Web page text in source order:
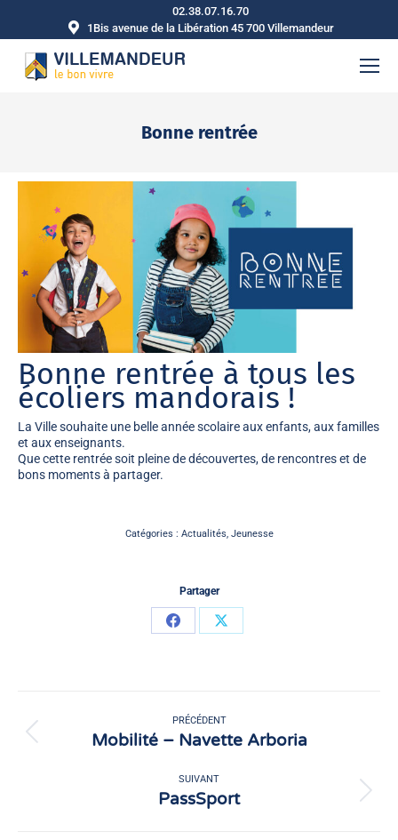
02.38.07.16.70
1Bis avenue de la Libération 45 700 Villemandeur
Bonne rentrée
Bonne rentrée à tous les
écoliers mandorais !
La Ville souhaite une belle année scolaire aux enfants, aux familles
et aux enseignants.
Que cette rentrée soit pleine de découvertes, de rencontres et de
bons moments à partager.
Catégories : Actualités Jeunesse
Partager
PartagerPartager
article
PRÉCÉDENT
Article
Mobilité – Navette Arboria
SUIVANT
Article
suivant
PassSport